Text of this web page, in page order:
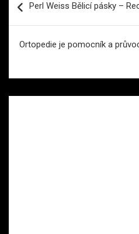
proPerl Weiss Bělicí pásky –
Ortopedie je pomocník a